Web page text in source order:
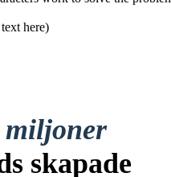
here)
miljoner
skapade